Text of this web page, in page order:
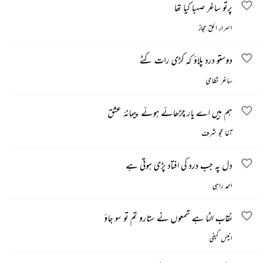
پرتو ساغر صہبا کیا تھا
اسرار الحق مجاز
دوستو درد پلاؤ کہ کڑی رات کٹے
ساغر نظامی
ہم ہیں اے یار چڑھائے ہوئے پیمانۂ عشق
آغا حجو شرف
دل پہ جب درد کی افتاد پڑی ہوتی ہے
احمد راہی
نقاب الٹا ہے شمعوں نے ستارو تم تو سو جاؤ
انیس کیفی